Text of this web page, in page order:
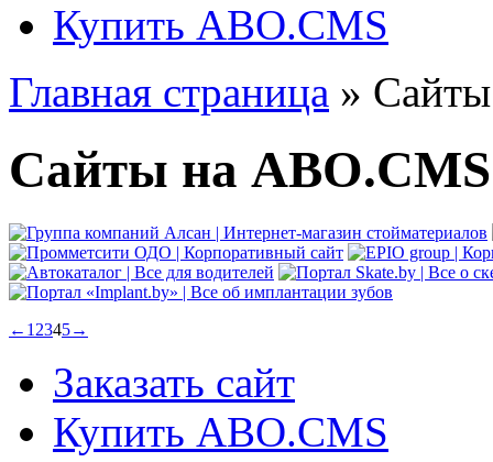
Купить ABO.CMS
Главная страница »
Сайты на ABO.CMS
← 1 2345→
Заказать сайт
Купить ABO.CMS